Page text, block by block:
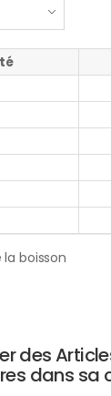
la boisson
des
dans